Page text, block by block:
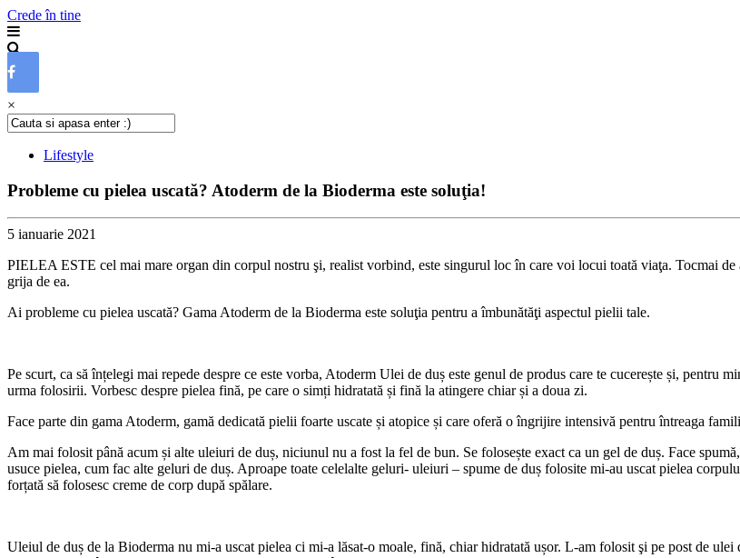
Crede în tine
×
Lifestyle
Probleme cu pielea uscată? Atoderm de la Bioderma este soluţia!
5 ianuarie 2021
PIELEA ESTE cel mai mare organ din corpul nostru şi, realist vorbind, este singurul loc în care voi locui toată viaţa. Tocmai de
grija de ea.
Ai probleme cu pielea uscată? Gama Atoderm de la Bioderma este soluţia pentru a îmbunătăţi aspectul pielii tale.
Pe scurt, ca să înțelegi mai repede despre ce este vorba, Atoderm Ulei de duș este genul de produs care te cucerește și, pentru
urma folosirii. Vorbesc despre pielea fină, pe care o simți hidratată și fină la atingere chiar și a doua zi.
Face parte din gama Atoderm, gamă dedicată pielii foarte uscate și atopice și care oferă o îngrijire intensivă pentru întreaga
Am mai folosit până acum și alte uleiuri de duș, niciunul nu a fost la fel de bun. Se folosește exact ca un gel de duș. Face
usuce pielea, cum fac alte geluri de duș. Aproape toate celelalte geluri- uleiuri – spume de duș folosite mi-au uscat pielea
forțată să folosesc creme de corp după spălare.
Uleiul de duș de la Bioderma nu mi-a uscat pielea ci mi-a lăsat-o moale, fină, chiar hidratată ușor. L-am folosit şi pe post de